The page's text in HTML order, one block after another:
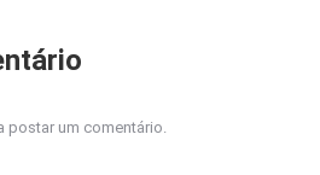
postar um comentário.